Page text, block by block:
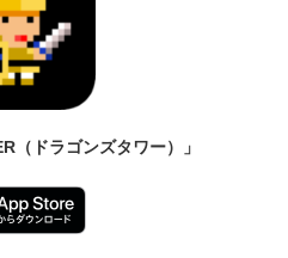
（ドラゴンズタワー）」